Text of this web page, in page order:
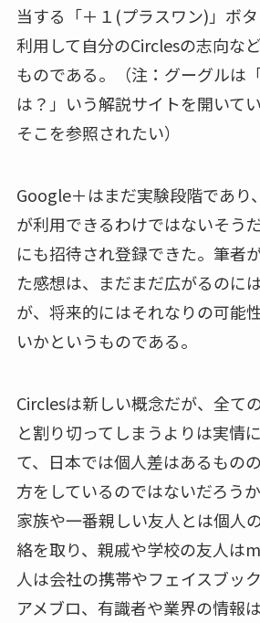
当する「＋１(プラスワン)」ボ
利用して自分のCirclesの志向な
ものである。（注：グーグルは
は？」いう解説サイトを開いて
そこを参照されたい）
Google＋はまだ実験段階であり
が利用できるわけではないそう
にも招待され登録できた。筆者
た感想は、まだまだ広がるのに
が、将来的にはそれなりの可能
いかというものである。
Circlesは新しい概念だが、全て
と割り切ってしまうよりは実情
て、日本では個人差はあるもの
方をしているのではないだろう
家族や一番親しい友人とは個人
絡を取り、親戚や学校の友人は
人は会社の携帯やフェイスブッ
アメブロ、有識者や業界の情報